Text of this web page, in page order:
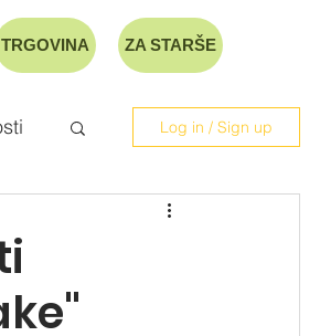
TRGOVINA ZA STARŠE
Log in / Sign up